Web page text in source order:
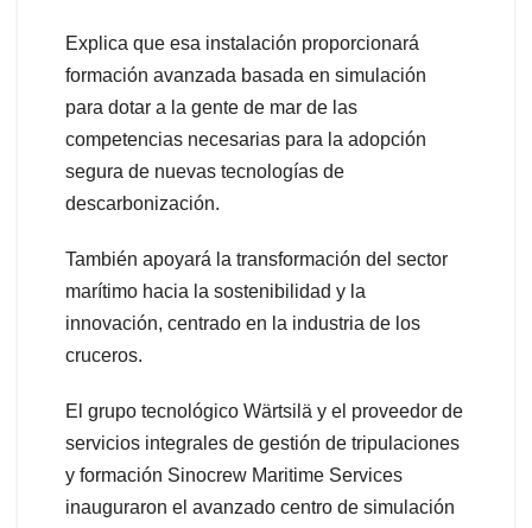
Explica que esa instalación proporcionará
formación avanzada basada en simulación
para dotar a la gente de mar de las
competencias necesarias para la adopción
segura de nuevas tecnologías de
descarbonización.
También apoyará la transformación del sector
marítimo hacia la sostenibilidad y la
innovación, centrado en la industria de los
cruceros.
El grupo tecnológico Wärtsilä y el proveedor de
servicios integrales de gestión de tripulaciones
y formación Sinocrew Maritime Services
inauguraron el avanzado centro de simulación